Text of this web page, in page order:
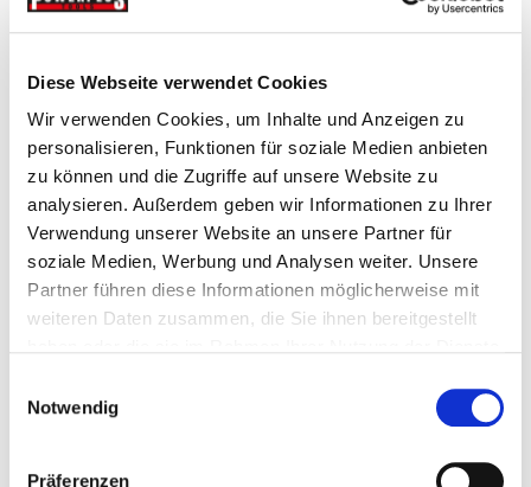
Diese Webseite verwendet Cookies
Wir verwenden Cookies, um Inhalte und Anzeigen zu
personalisieren, Funktionen für soziale Medien anbieten
zu können und die Zugriffe auf unsere Website zu
analysieren. Außerdem geben wir Informationen zu Ihrer
Verwendung unserer Website an unsere Partner für
soziale Medien, Werbung und Analysen weiter. Unsere
Partner führen diese Informationen möglicherweise mit
weiteren Daten zusammen, die Sie ihnen bereitgestellt
Notwendig
Präferenzen
Montageliege - Werkstatt Rollbrett 101 cm
Montageliege-Stuhle
Gewicht: 6 kg